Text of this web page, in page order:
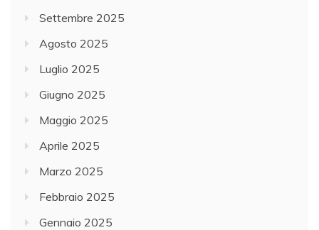
Settembre 2025
Agosto 2025
Luglio 2025
Giugno 2025
Maggio 2025
Aprile 2025
Marzo 2025
Febbraio 2025
Gennaio 2025